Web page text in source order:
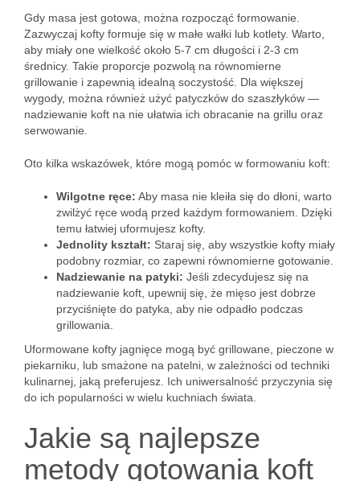
Gdy masa jest gotowa, można rozpocząć formowanie.
Zazwyczaj kofty formuje się w małe wałki lub kotlety. Warto,
aby miały one wielkość około 5-7 cm długości i 2-3 cm
średnicy. Takie proporcje pozwolą na równomierne
grillowanie i zapewnią idealną soczystość. Dla większej
wygody, można również użyć patyczków do szaszłyków —
nadziewanie koft na nie ułatwia ich obracanie na grillu oraz
serwowanie.
Oto kilka wskazówek, które mogą pomóc w formowaniu koft:
Wilgotne ręce: Aby masa nie kleiła się do dłoni, warto
zwilżyć ręce wodą przed każdym formowaniem. Dzięki
temu łatwiej uformujesz kofty.
Jednolity kształt: Staraj się, aby wszystkie kofty miały
podobny rozmiar, co zapewni równomierne gotowanie.
Nadziewanie na patyki: Jeśli zdecydujesz się na
nadziewanie koft, upewnij się, że mięso jest dobrze
przyciśnięte do patyka, aby nie odpadło podczas
grillowania.
Uformowane kofty jagnięce mogą być grillowane, pieczone w
piekarniku, lub smażone na patelni, w zależności od techniki
kulinarnej, jaką preferujesz. Ich uniwersalność przyczynia się
do ich popularności w wielu kuchniach świata.
Jakie są najlepsze
metody gotowania koft